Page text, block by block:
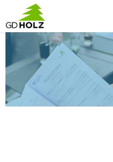
Inhalt
springen